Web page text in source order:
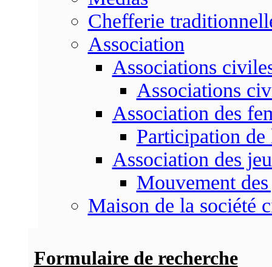
Chefferie
Association
Associations
Associations
Association des
Participation de
Association des
Mouvement
Maison de la société
Formulaire de recherche